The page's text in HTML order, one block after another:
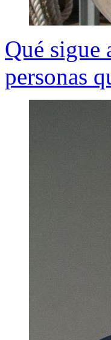
Qué sigue
personas